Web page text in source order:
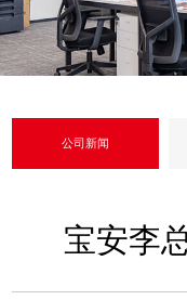
公司新闻
宝安李